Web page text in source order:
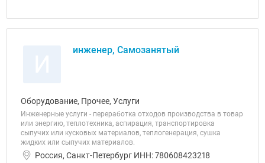
инженер, Самозанятый
Оборудование, Прочее, Услуги
Инженерные услуги - переработка отходов производства в товар
или энергию, теплотехника, аспирация, транспортировка
сыпучих или кусковых материалов, теплогенерация, сушка
жидких или сыпучих материалов.
Россия, Санкт-Петербург ИНН: 780608423218